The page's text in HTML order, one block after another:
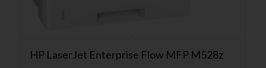
HP LaserJet Enterprise Flow MFP M528z